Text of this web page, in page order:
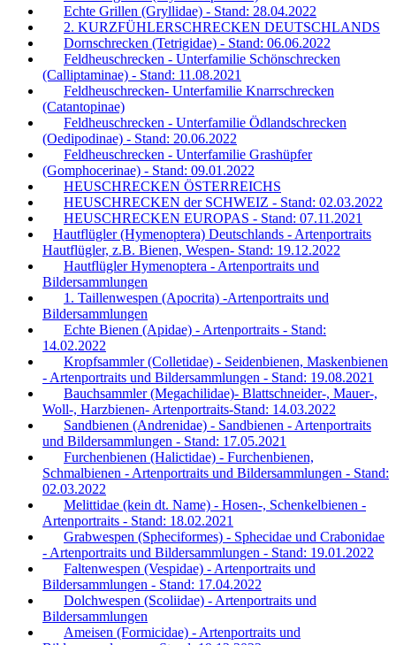
Echte Grillen (Gryllidae) - Stand: 28.04.2022
2. KURZFÜHLERSCHRECKEN DEUTSCHLANDS
Dornschrecken (Tetrigidae) - Stand: 06.06.2022
Feldheuschrecken - Unterfamilie Schönschrecken
(Calliptaminae) - Stand: 11.08.2021
Feldheuschrecken- Unterfamilie Knarrschrecken
(Catantopinae)
Feldheuschrecken - Unterfamilie Ödlandschrecken
(Oedipodinae) - Stand: 20.06.2022
Feldheuschrecken - Unterfamilie Grashüpfer
(Gomphocerinae) - Stand: 09.01.2022
HEUSCHRECKEN ÖSTERREICHS
HEUSCHRECKEN der SCHWEIZ - Stand: 02.03.2022
HEUSCHRECKEN EUROPAS - Stand: 07.11.2021
Hautflügler (Hymenoptera) Deutschlands - Artenportraits
Hautflügler, z.B. Bienen, Wespen- Stand: 19.12.2022
Hautflügler Hymenoptera - Artenportraits und
Bildersammlungen
1. Taillenwespen (Apocrita) -Artenportraits und
Bildersammlungen
Echte Bienen (Apidae) - Artenportraits - Stand:
14.02.2022
Kropfsammler (Colletidae) - Seidenbienen, Maskenbienen
- Artenportraits und Bildersammlungen - Stand: 19.08.2021
Bauchsammler (Megachilidae)- Blattschneider-, Mauer-,
Woll-, Harzbienen- Artenportraits-Stand: 14.03.2022
Sandbienen (Andrenidae) - Sandbienen - Artenportraits
und Bildersammlungen - Stand: 17.05.2021
Furchenbienen (Halictidae) - Furchenbienen,
Schmalbienen - Artenportraits und Bildersammlungen - Stand:
02.03.2022
Melittidae (kein dt. Name) - Hosen-, Schenkelbienen -
Artenportraits - Stand: 18.02.2021
Grabwespen (Spheciformes) - Sphecidae und Crabonidae
- Artenportraits und Bildersammlungen - Stand: 19.01.2022
Faltenwespen (Vespidae) - Artenportraits und
Bildersammlungen - Stand: 17.04.2022
Dolchwespen (Scoliidae) - Artenportraits und
Bildersammlungen
Ameisen (Formicidae) - Artenportraits und